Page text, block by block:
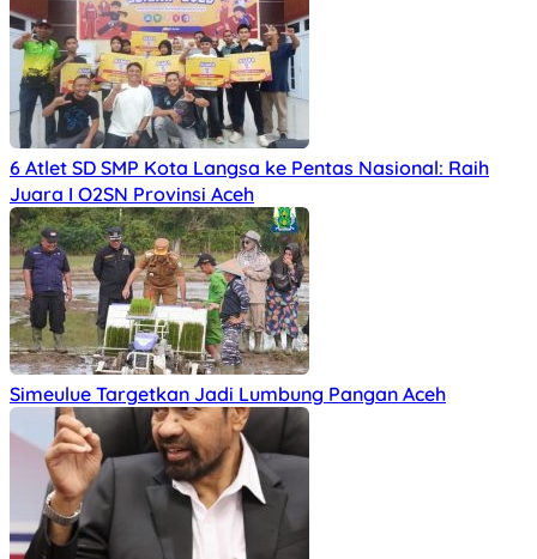
6 Atlet SD SMP Kota Langsa ke Pentas Nasional: Raih
Juara I O2SN Provinsi Aceh
Simeulue Targetkan Jadi Lumbung Pangan Aceh